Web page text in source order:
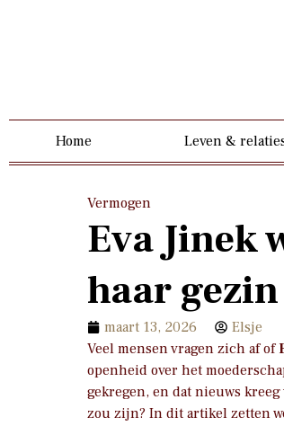
Home Leven &
Vermogen
Eva Jinek
haar
maart 13, 2026
Elsje
Veel mensen vragen zich af of
openheid over het
gekregen, en dat nieuws
zou zijn? In dit artikel zetten